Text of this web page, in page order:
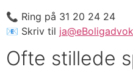
📞 Ring på 31 20 24 24
📧 Skriv til
Ofte stillede